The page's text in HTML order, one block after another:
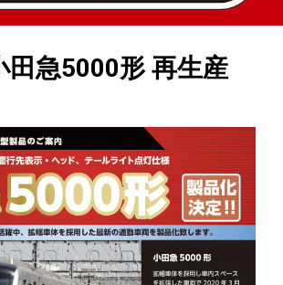
田急5000形 再生産